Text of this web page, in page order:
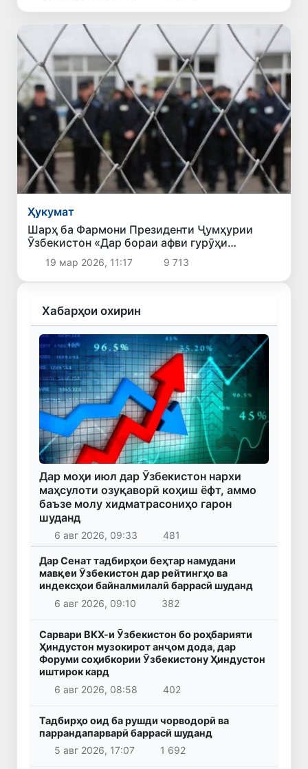
Ҳукумат
Шарҳ ба Фармони Президенти Ҷумҳурии
Ӯзбекистон «Дар бораи афви гурӯҳи
шахсоне, ки ҷазо адо мекунанд ва аз кирдори
худ самимона пушаймон шуда, қатъӣ ба роҳи
ислоҳ гузаштаанд»
19 мар 2026, 11:17 9 713
Хабарҳои охирин
Дар моҳи июл дар Ӯзбекистон нархи
маҳсулоти озуқаворӣ коҳиш ёфт, аммо
баъзе молу хидматрасониҳо гарон
шуданд
6 авг 2026, 09:33 481
Дар Сенат тадбирҳои беҳтар намудани
мавқеи Ӯзбекистон дар рейтингҳо ва
индексҳои байналмилалӣ баррасӣ шуданд
6 авг 2026, 09:10
382
Сарвари ВКХ-и Ӯзбекистон бо роҳбарияти
Ҳиндустон музокирот анҷом дода, дар
Форуми соҳибкории Ӯзбекистону Ҳиндустон
иштирок кард
6 авг 2026, 08:58
402
Тадбирҳо оид ба рушди чорводорӣ ва
паррандапарварӣ баррасӣ шуданд
5 авг 2026, 17:07
1 692